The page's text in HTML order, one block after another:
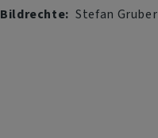
Bildrechte Stefan Gruber